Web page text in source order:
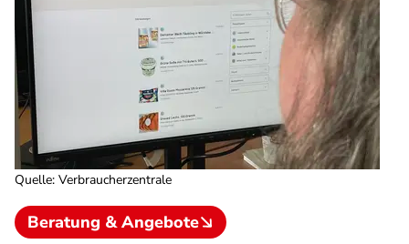
Quelle: Verbraucherzentrale
Beratung & Angebote